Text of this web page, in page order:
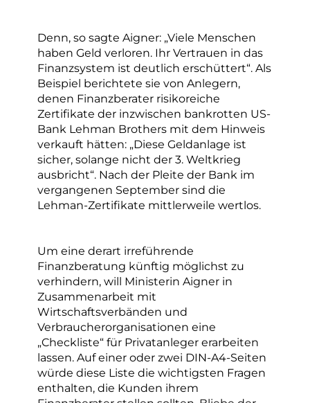
Denn, so sagte Aigner: „Viele Menschen
haben Geld verloren. Ihr Vertrauen in das
Finanzsystem ist deutlich erschüttert“. Als
Beispiel berichtete sie von Anlegern,
denen Finanzberater risikoreiche
Zertifikate der inzwischen bankrotten US-
Bank Lehman Brothers mit dem Hinweis
verkauft hätten: „Diese Geldanlage ist
sicher, solange nicht der 3. Weltkrieg
ausbricht“. Nach der Pleite der Bank im
vergangenen September sind die
Lehman-Zertifikate mittlerweile wertlos.
Um eine derart irreführende
Finanzberatung künftig möglichst zu
verhindern, will Ministerin Aigner in
Zusammenarbeit mit
Wirtschaftsverbänden und
Verbraucherorganisationen eine
„Checkliste“ für Privatanleger erarbeiten
lassen. Auf einer oder zwei DIN-A4-Seiten
würde diese Liste die wichtigsten Fragen
enthalten, die Kunden ihrem